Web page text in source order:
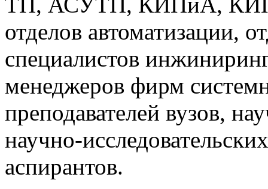
отделов автоматизации,
специалистов
менеджеров фирм
преподавателей вузов,
научно-
аспирантов.